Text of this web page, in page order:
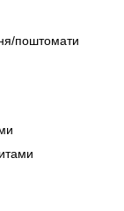
поштомати